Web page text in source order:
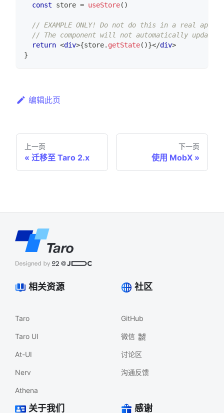
const store = useStore( )
// EXAMPLE ONLY! Do not do this in a real app.
// The component will not automatically update
return <div>{store. getState( )}</div>
}
编辑此页
上一页
迁移至 Taro 2.x
下一页
使用 MobX
相关资源
Taro
Taro UI
At-UI
Nerv
Athena
社区
GitHub
微信
讨论区
沟通反馈
关于我们 感谢